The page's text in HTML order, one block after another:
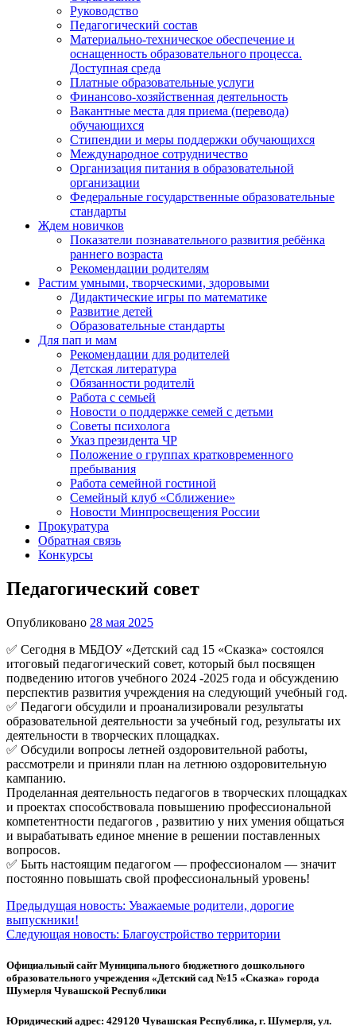
Руководство
Педагогический состав
Материально-техническое обеспечение и
оснащенность образовательного процесса.
Доступная среда
Платные образовательные услуги
Финансово-хозяйственная деятельность
Вакантные места для приема (перевода)
обучающихся
Стипендии и меры поддержки обучающихся
Международное сотрудничество
Организация питания в образовательной
организации
Федеральные государственные образовательные
стандарты
Ждем новичков
Показатели познавательного развития ребёнка
раннего возраста
Рекомендации родителям
Растим умными, творческими, здоровыми
Дидактические игры по математике
Развитие детей
Образовательные стандарты
Для пап и мам
Рекомендации для родителей
Детская литература
Обязанности родителй
Работа с семьей
Новости о поддержке семей с детьми
Советы психолога
Указ президента ЧР
Положение о группах кратковременного
пребывания
Работа семейной гостиной
Семейный клуб «Сближение»
Новости Минпросвещения России
Прокуратура
Обратная связь
Конкурсы
Педагогический совет
Опубликовано 28 мая 2025
✅ Сегодня в МБДОУ «Детский сад 15 «Сказка» состоялся
итоговый педагогический совет, который был посвящен
подведению итогов учебного 2024 -2025 года и обсуждению
перспектив развития учреждения на следующий учебный год.
✅ Педагоги обсудили и проанализировали результаты
образовательной деятельности за учебный год, результаты их
деятельности в творческих площадках.
✅ Обсудили вопросы летней оздоровительной работы,
рассмотрели и приняли план на летнюю оздоровительную
кампанию.
Проделанная деятельность педагогов в творческих площадках
и проектах способствовала повышению профессиональной
компетентности педагогов , развитию у них умения общаться
и вырабатывать единое мнение в решении поставленных
вопросов.
✅ Быть настоящим педагогом — профессионалом — значит
постоянно повышать свой профессиональный уровень!
Навигация
по
Предыдущая новость: Уважаемые родители, дорогие
выпускники!
Следующая новость: Благоустройство территории
Официальный сайт Муниципального бюджетного дошкольного
образовательного учреждения «Детский сад №15 «Сказка» города
Шумерля Чувашской Республики
Юридический адрес: 429120 Чувашская Республика, г. Шумерля, ул.